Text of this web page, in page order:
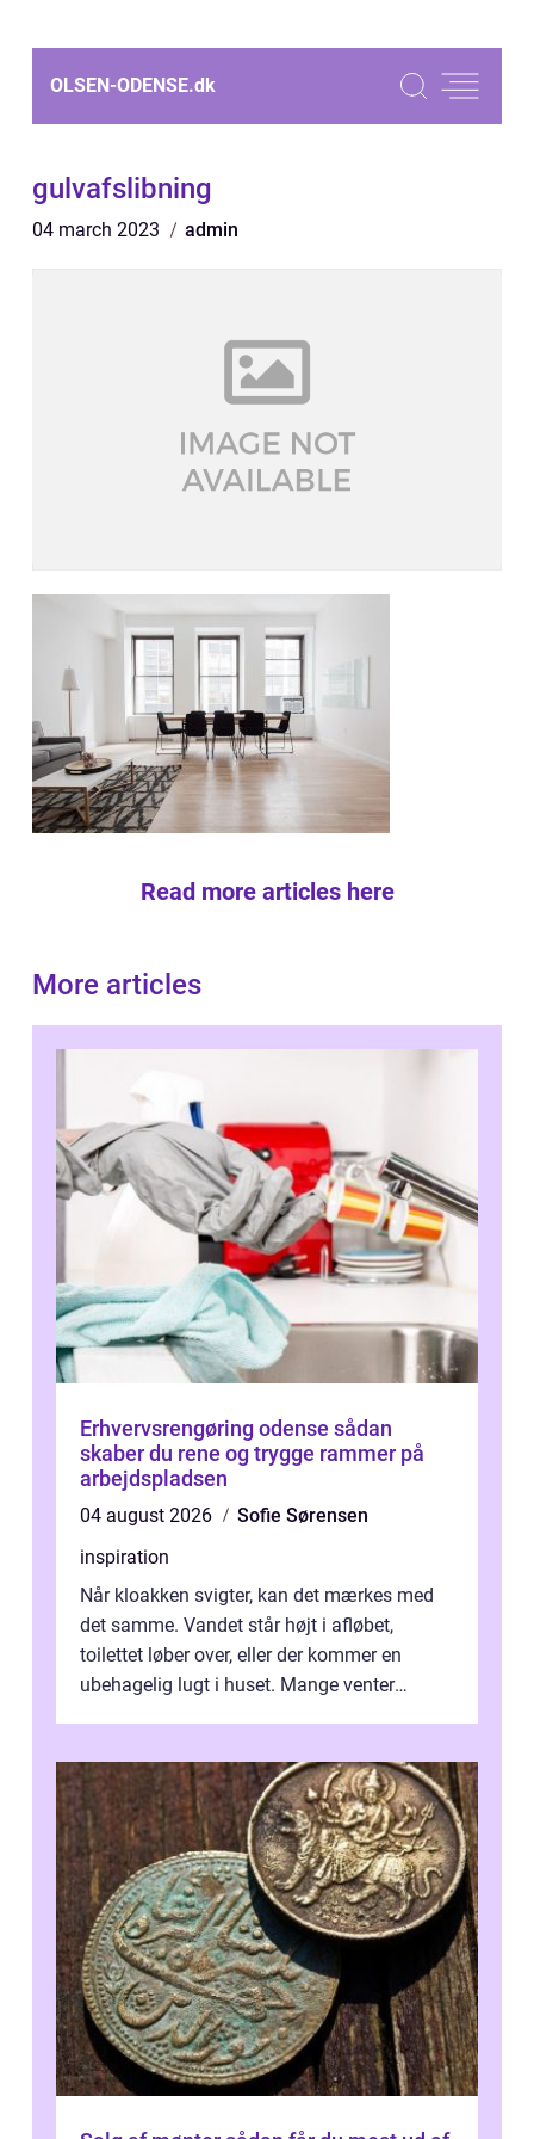
OLSEN-ODENSE.dk
gulvafslibning
04 march 2023 admin
Read more articles here
More articles
Erhvervsrengøring odense sådan
skaber du rene og trygge rammer på
arbejdspladsen
04 august 2026
Sofie Sørensen
inspiration
Når kloakken svigter, kan det mærkes med
det samme. Vandet står højt i afløbet,
toilettet løber over, eller der kommer en
ubehagelig lugt i huset. Mange venter